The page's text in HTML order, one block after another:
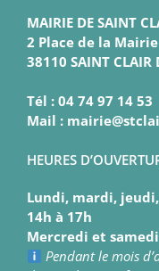
MAIRIE DE SAINT
2 Place de la Mairie
38110 SAINT CLAIR
Tél : 04 74 97 14 53
Mail :
HEURES
Lundi, mardi,
14h à 17h
Mercredi et
Pendant le mois